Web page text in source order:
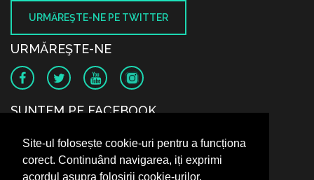
Site-ul folosește cookie-uri pentru a funcționa
corect. Continuând navigarea, iți exprimi
acordul asupra folosirii cookie-urilor.
URMĂREŞTE-NE PE TWITTER
URMĂREŞTE-NE
SUNTEM PE FACEBOOK